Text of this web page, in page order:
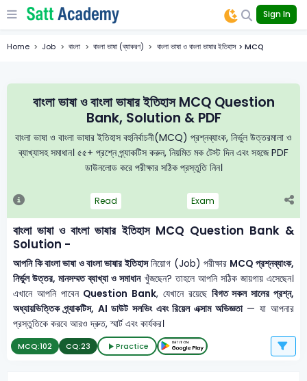
Sign In
Home Job বাংলা বাংলা ভাষা (ব্যাকরণ) বাংলা ভাষা ও বাংলা ভাষার ইতিহাস > MCQ
বাংলা ভাষা ও বাংলা ভাষার ইতিহাস MCQ Question
Bank, Solution & PDF
বাংলা ভাষা ও বাংলা ভাষার ইতিহাস বহুনির্বাচনী(MCQ) প্রশ্নব্যাংক, নির্ভুল উত্তরমালা ও
ব্যাখ্যাসহ সমাধান। ৫৫+ প্রশ্নে প্র্যাকটিস করুন, নিয়মিত মক টেস্ট দিন এবং সহজে PDF
ডাউনলোড করে পরীক্ষার সঠিক প্রস্তুতি নিন।
Read Exam
বাংলা ভাষা ও বাংলা ভাষার ইতিহাস MCQ Question Bank &
Solution -
আপনি কি বাংলা ভাষা ও বাংলা ভাষার ইতিহাসনিয়োগ (Job) পরীক্ষার MCQ প্রশ্নব্যাংক,
নির্ভুল উত্তর, মানসম্মত ব্যাখ্যা ও সমাধানখুঁজছেন? তাহলে আপনি সঠিক জায়গায় এসেছেন।
এখানে আপনি পাবেন Question Bank, যেখানে রয়েছে বিগত সকল সালের প্রশ্ন,
অধ্যায়ভিত্তিক প্র্যাকটিস, AI ডাউট সলভিং এবং রিয়েল এক্সাম অভিজ্ঞতা— যা আপনার
প্রস্তুতিকে করবে আরও দ্রুত, স্মার্ট এবং কার্যকর।
MCQ:102 CQ:23 Practice